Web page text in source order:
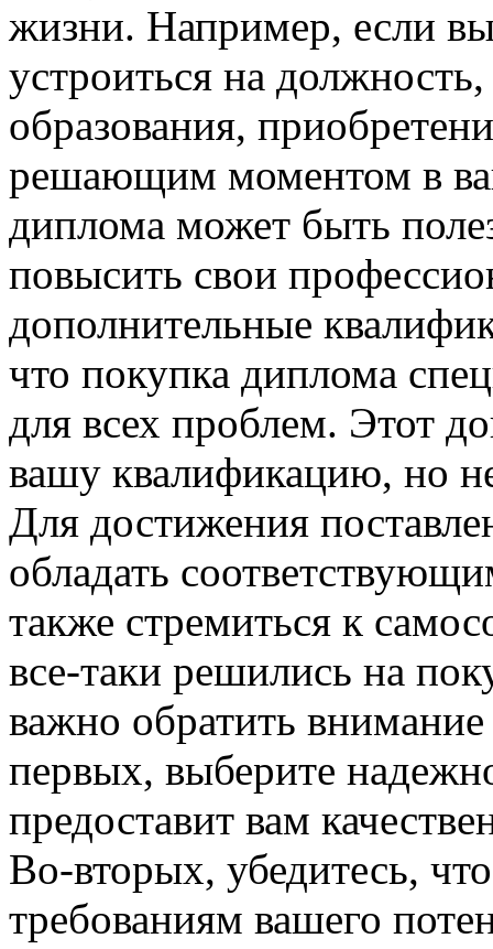
жизни. Например, если
устроиться на
образования,
решающим моментом в
диплома может быть
повысить свои
дополнительные
что покупка диплома
для всех проблем. Этот
вашу квалификацию, но
Для достижения
обладать
также стремиться к
все-таки решились на
важно обратить
первых, выберите
предоставит вам
Во-вторых, убедитесь,
требованиям вашего